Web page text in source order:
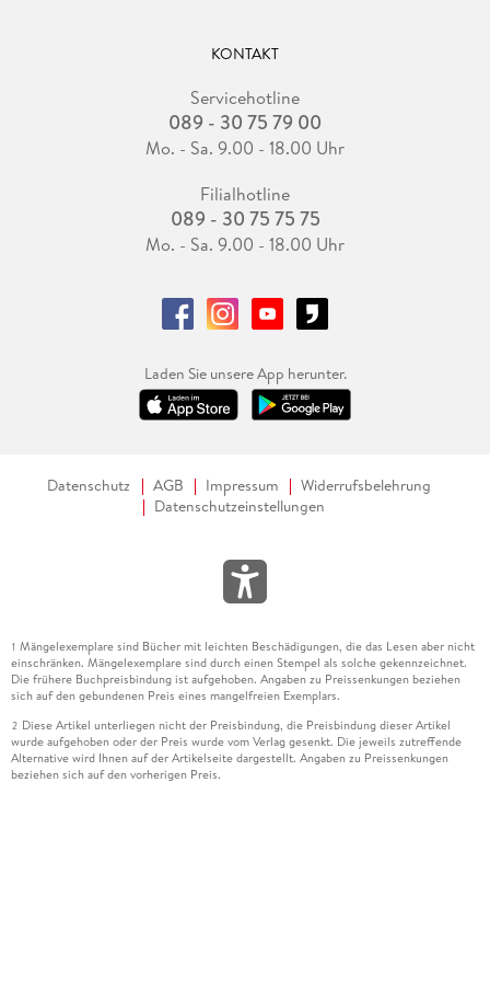
KONTAKT
Servicehotline
089 - 30 75 79 00
Mo. - Sa. 9.00 - 18.00 Uhr
Filialhotline
089 - 30 75 75 75
Mo. - Sa. 9.00 - 18.00 Uhr
Laden Sie unsere App herunter.
Datenschutz AGB Impressum
Widerrufsbelehrung
Datenschutzeinstellungen
1 Mängelexemplare sind Bücher mit leichten Beschädigungen, die das Lesen aber nicht
einschränken. Mängelexemplare sind durch einen Stempel als solche gekennzeichnet.
Die frühere Buchpreisbindung ist aufgehoben. Angaben zu Preissenkungen beziehen
sich auf den gebundenen Preis eines mangelfreien Exemplars.
2 Diese Artikel unterliegen nicht der Preisbindung, die Preisbindung dieser Artikel
wurde aufgehoben oder der Preis wurde vom Verlag gesenkt. Die jeweils zutreffende
Alternative wird Ihnen auf der Artikelseite dargestellt. Angaben zu Preissenkungen
beziehen sich auf den vorherigen Preis.